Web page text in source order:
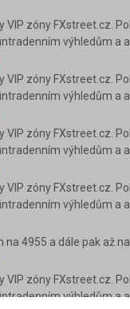
zóny FXstreet.cz.
výhledům a
zóny FXstreet.cz.
výhledům a
zóny FXstreet.cz.
výhledům a
zóny FXstreet.cz.
výhledům a
4955 a dále pak až na
zóny FXstreet.cz.
výhledům a